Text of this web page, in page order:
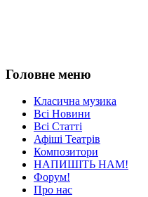
Головне меню
Класична музика
Всі Новини
Всі Статті
Афіші Театрів
Композитори
НАПИШІТЬ НАМ!
Форум!
Про нас